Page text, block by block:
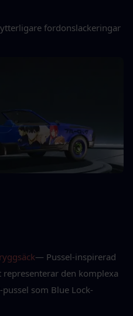
fordonslackeringar
— Pussel-inspirerad
den komplexa
som Blue Lock-